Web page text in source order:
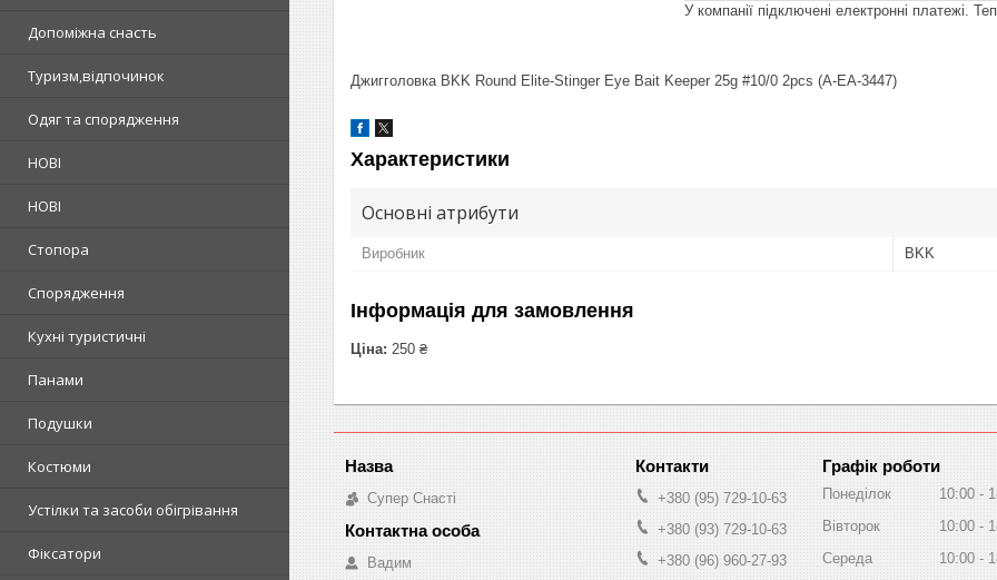
Допоміжна снасть
Туризм,відпочинок
Одяг та спорядження
НОВІ
НОВІ
Стопора
Спорядження
Кухні туристичні
Панами
Подушки
Костюми
Устілки та засоби обігрівання
Фіксатори
У компанії підключені електронні платежі.
Джигголовка BKK Round Elite-Stinger Eye Bait Keeper 25g #10/0 2pcs (A-EA-3447)
Характеристики
Основні атрибути
Виробник BKK
Інформація для замовлення
Ціна: 250 ₴
Супер Снасті
Вадим
+380 (95) 729-10-63
+380 (93) 729-10-63
+380 (96) 960-27-93
Графік роботи
Понеділок 10:00
Вівторок
10:00
Середа
10:00